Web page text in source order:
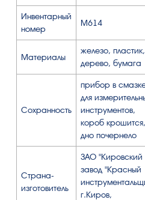
Инвентарный
номер
М614
Материалы
железо, пластик,
дерево, бумага
Сохранность
прибор в
для
инструментов,
короб крошится,
дно почернело
Страна-
изготовитель
ЗАО "Кировский
завод "Красный
г.Киров,